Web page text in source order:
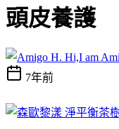
頭皮養護
7年前